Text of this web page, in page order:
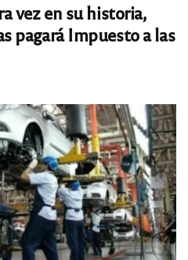
vez en su historia,
pagará Impuesto a las